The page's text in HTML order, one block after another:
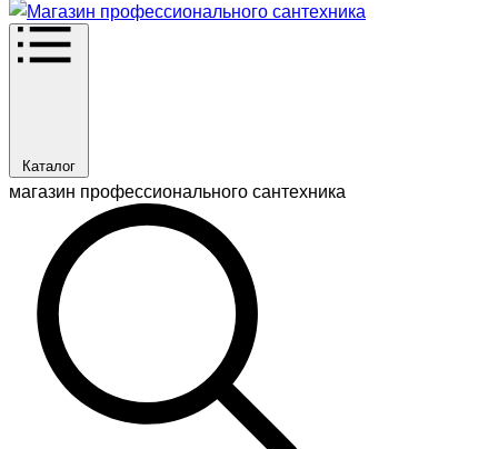
Каталог
магазин профессионального сантехника